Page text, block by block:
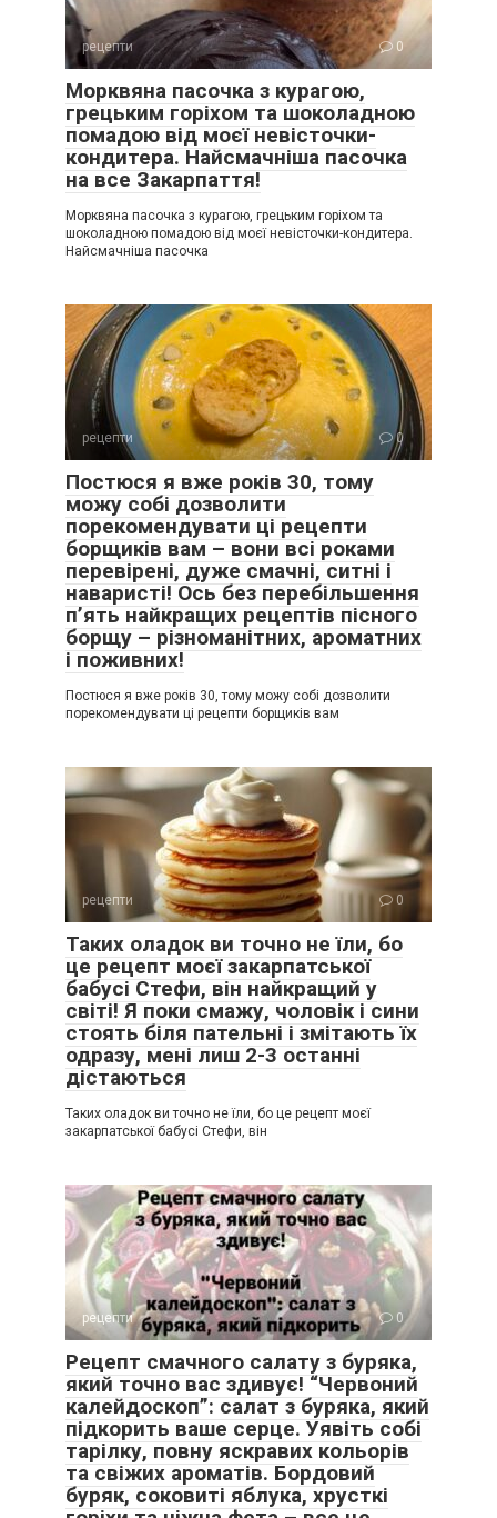
рецепти 0
Морквяна пасочка з курагою,
грецьким горіхом та шоколадною
помадою від моєї невісточки-
кондитера. Найсмачніша пасочка
на все Закарпаття!
Морквяна пасочка з курагою, грецьким горіхом та
шоколадною помадою від моєї невісточки-кондитера.
Найсмачніша пасочка
рецепти 0
Постюся я вже років 30, тому
можу собі дозволити
порекомендувати ці рецепти
борщиків вам – вони всі роками
перевірені, дуже смачні, ситні і
наваристі! Ось без перебільшення
п’ять найкращих рецептів пісного
борщу – різноманітних, ароматних
і поживних!
Постюся я вже років 30, тому можу собі дозволити
порекомендувати ці рецепти борщиків вам
рецепти 0
Таких оладок ви точно не їли, бо
це рецепт моєї закарпатської
бабусі Стефи, він найкращий у
світі! Я поки смажу, чоловік і сини
стоять біля пательні і змітають їх
одразу, мені лиш 2-3 останні
дістаються
Таких оладок ви точно не їли, бо це рецепт моєї
закарпатської бабусі Стефи, він
рецепти 0
Рецепт смачного салату з буряка,
який точно вас здивує! “Червоний
калейдоскоп”: салат з буряка, який
підкорить ваше серце. Уявіть собі
тарілку, повну яскравих кольорів
та свіжих ароматів. Бордовий
буряк, соковиті яблука, хрусткі